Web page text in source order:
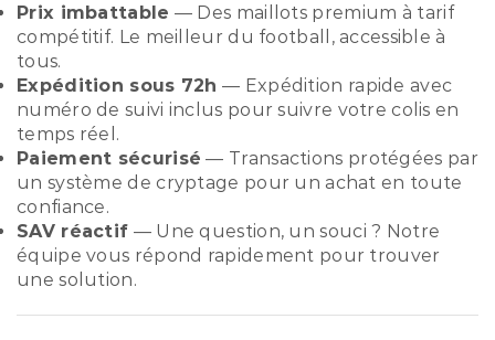
Prix imbattable — Des maillots premium à tarif
compétitif. Le meilleur du football, accessible à
tous.
Expédition sous 72h — Expédition rapide avec
numéro de suivi inclus pour suivre votre colis en
temps réel.
Paiement sécurisé — Transactions protégées par
un système de cryptage pour un achat en toute
confiance.
SAV réactif — Une question, un souci ? Notre
équipe vous répond rapidement pour trouver
une solution.